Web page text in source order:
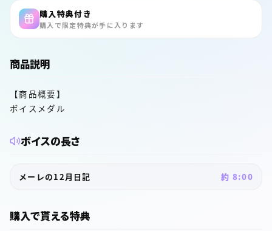
購入特典付き
購入で限定特典が手に入ります
商品説明
【商品概要】
ボイスメダル
ボイスの長さ
メーレの12月日記 約 8:00
購入で貰える特典